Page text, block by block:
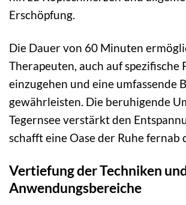
Erschöpfung.
Die Dauer von 60 Minuten
Therapeuten, auch auf spezifische
einzugehen und eine umfassende
gewährleisten. Die beruhigende
Tegernsee verstärkt den
schafft eine Oase der Ruhe fernab
Vertiefung der Techniken
Anwendungsbereiche